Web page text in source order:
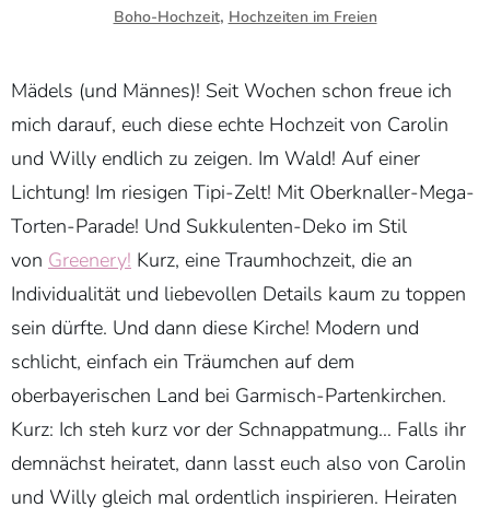
Boho-Hochzeit, Hochzeiten im Freien
Mädels (und Männes)! Seit Wochen schon freue ich
mich darauf, euch diese echte Hochzeit von Carolin
und Willy endlich zu zeigen. Im Wald! Auf einer
Lichtung! Im riesigen Tipi-Zelt! Mit Oberknaller-Mega-
Torten-Parade! Und Sukkulenten-Deko im Stil
von Greenery! Kurz, eine Traumhochzeit, die an
Individualität und liebevollen Details kaum zu toppen
sein dürfte. Und dann diese Kirche! Modern und
schlicht, einfach ein Träumchen auf dem
oberbayerischen Land bei Garmisch-Partenkirchen.
Kurz: Ich steh kurz vor der Schnappatmung… Falls ihr
demnächst heiratet, dann lasst euch also von Carolin
und Willy gleich mal ordentlich inspirieren. Heiraten